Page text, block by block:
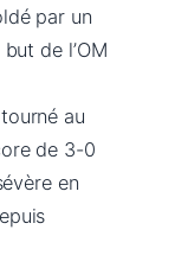
par un
de l’OM
au
de 3-0
en